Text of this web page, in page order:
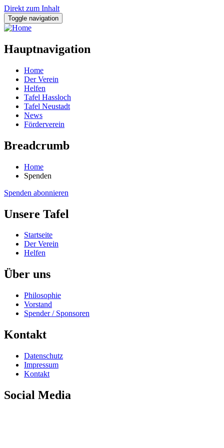
Direkt zum Inhalt
Toggle navigation
Hauptnavigation
Home
Der Verein
Helfen
Tafel Hassloch
Tafel Neustadt
News
Förderverein
Breadcrumb
Home
Spenden
Spenden abonnieren
Unsere Tafel
Startseite
Der Verein
Helfen
Über uns
Philosophie
Vorstand
Spender / Sponsoren
Kontakt
Datenschutz
Impressum
Kontakt
Social Media